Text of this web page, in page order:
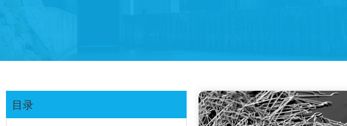
目录